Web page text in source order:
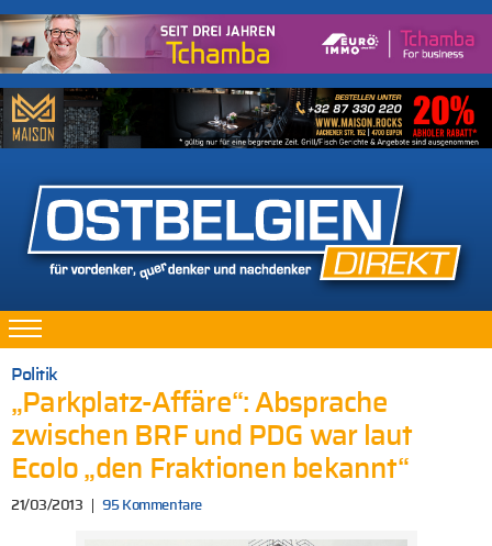
Politik
„Parkplatz-Affäre“: Absprache
zwischen BRF und PDG war laut
Ecolo „den Fraktionen bekannt“
21/03/2013 95 Kommentare